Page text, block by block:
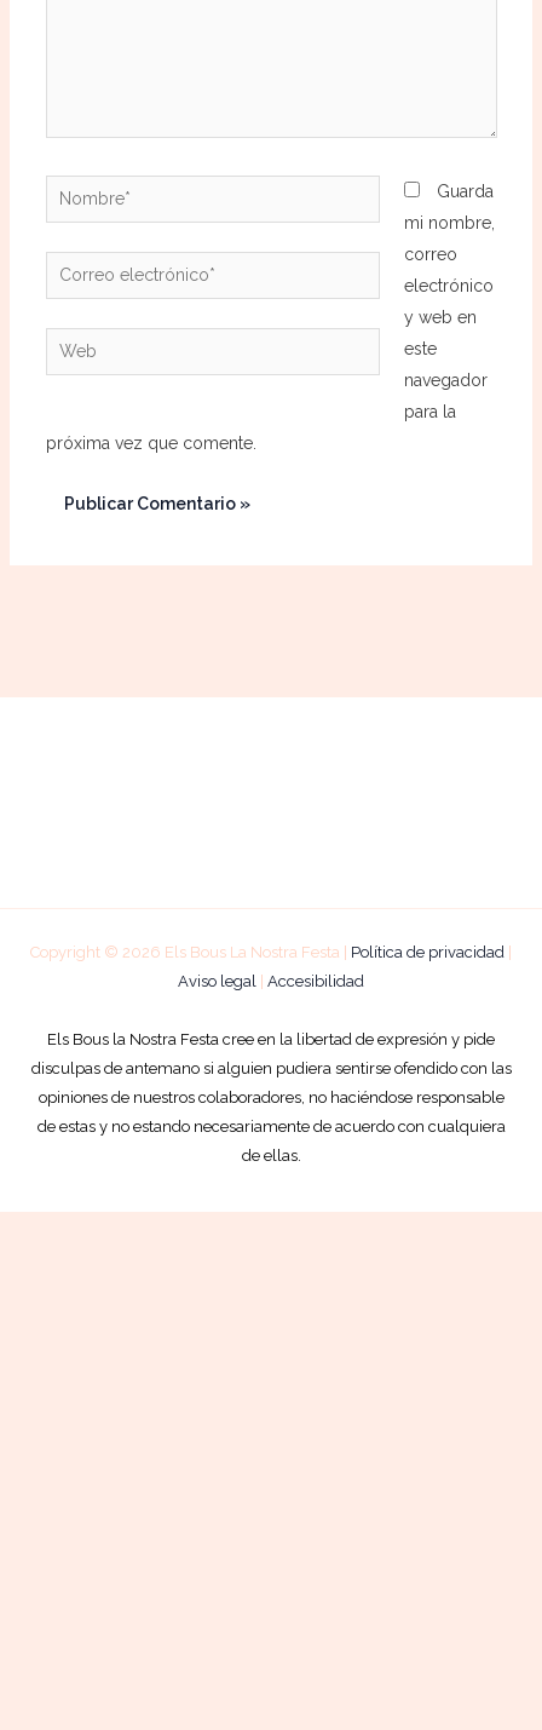
Nombre*
Correo
electrónico*
Web
Guarda
mi nombre,
correo
electrónico
y web en
este
navegador
para la
próxima vez que comente.
Copyright © 2026 Els Bous La Nostra Festa | Política de privacidad
Aviso legal
Accesibilidad
Els Bous la Nostra Festa cree en la libertad de expresión y pide
disculpas de antemano si alguien pudiera sentirse ofendido con las
opiniones de nuestros colaboradores, no haciéndose responsable
de estas y no estando necesariamente de acuerdo con cualquiera
de ellas.